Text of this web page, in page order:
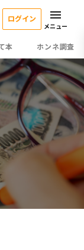
本 ホンネ調査
ログイン
メニュー